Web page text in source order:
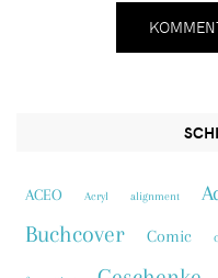
ACEO Acryl alignment
Buchcover Comic